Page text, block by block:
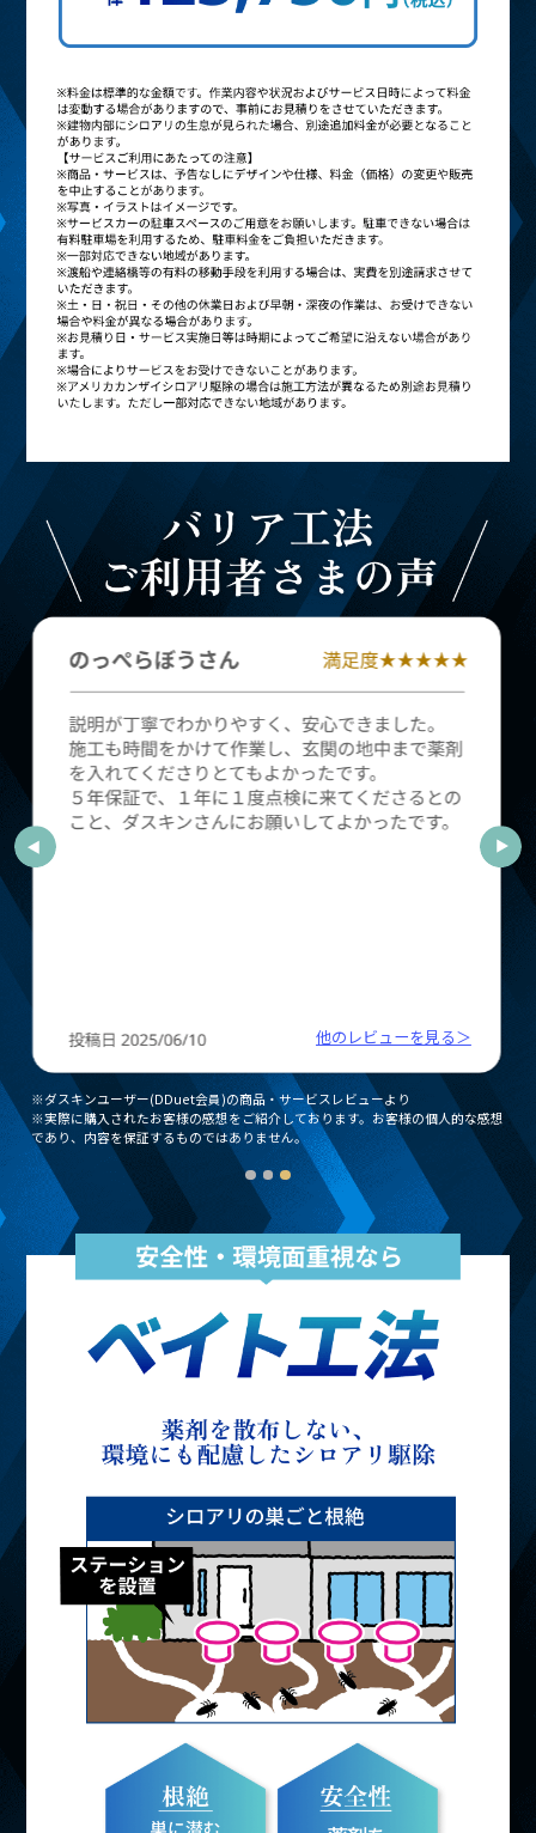
他のレビューを見る＞
※ダスキンユーザー(DDuet会員)の商品・サービスレビューより
※実際に購入されたお客様の感想をご紹介しております。お客様の個人的な感想
であり、内容を保証するものではありません。